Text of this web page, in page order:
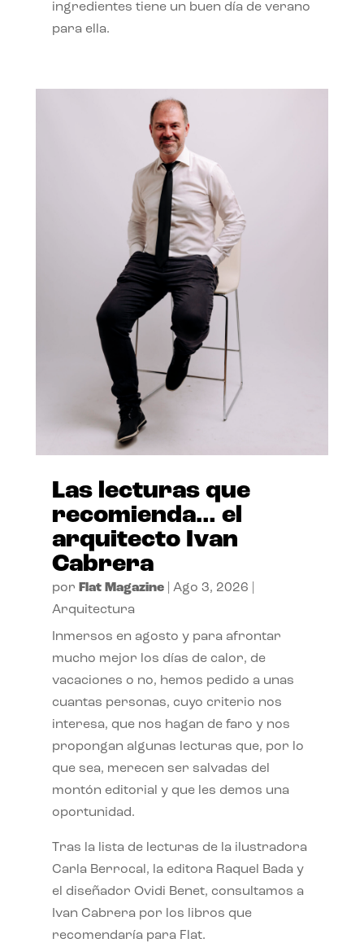
ingredientes tiene un buen día de verano
para ella.
Las lecturas que
recomienda… el
arquitecto Ivan
Cabrera
por Flat Magazine| Ago 3, 2026
Arquitectura
Inmersos en agosto y para afrontar
mucho mejor los días de calor, de
vacaciones o no, hemos pedido a unas
cuantas personas, cuyo criterio nos
interesa, que nos hagan de faro y nos
propongan algunas lecturas que, por lo
que sea, merecen ser salvadas del
montón editorial y que les demos una
oportunidad.
Tras la lista de lecturas de la ilustradora
Carla Berrocal, la editora Raquel Bada y
el diseñador Ovidi Benet, consultamos a
Ivan Cabrera por los libros que
recomendaría para Flat.